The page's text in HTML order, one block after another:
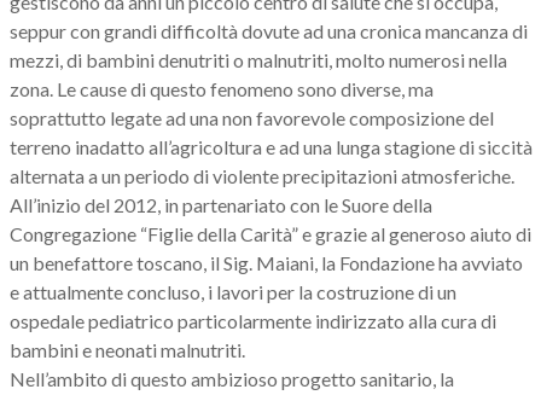
seppur con grandi difficoltà dovute ad una cronica mancanza di
mezzi, di bambini denutriti o malnutriti, molto numerosi nella
zona. Le cause di questo fenomeno sono diverse, ma
soprattutto legate ad una non favorevole composizione del
terreno inadatto all’agricoltura e ad una lunga stagione di siccità
alternata a un periodo di violente precipitazioni atmosferiche.
All’inizio del 2012, in partenariato con le Suore della
Congregazione “Figlie della Carità” e grazie al generoso aiuto di
un benefattore toscano, il Sig. Maiani, la Fondazione ha avviato
e attualmente concluso, i lavori per la costruzione di un
ospedale pediatrico particolarmente indirizzato alla cura di
bambini e neonati malnutriti.
Nell’ambito di questo ambizioso progetto sanitario, la